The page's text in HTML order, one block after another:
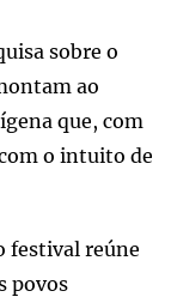
sobre o
ao
que, com
o intuito de
festival reúne
povos